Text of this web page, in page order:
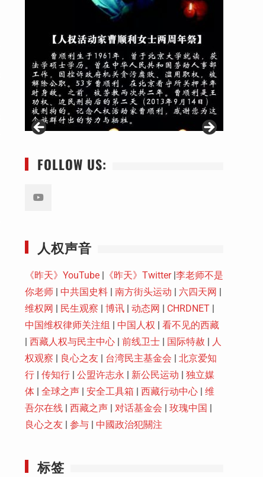
FOLLOW US:
人权声音
《昨天》YouTube | 《昨天》Twitter|李老师不是
你老师 | 中共国史料 | 南方街头运动 | 六四天网 |
维权网 | 民生观察 | 博讯 | 动态网 | CHRDNET |
中国维权律师关注组 | 中国人权 | 看不见的西藏
| 西藏人权与民主中心 | 前线卫士 | 国际特赦 | 人
权观察 | 良心之友 | 台湾民主基金会 | 北京爱知
行 | 传知行 | 公盟许志永 | 新公民运动 | 独立媒
体 | 全球之声 | 安全工具箱 | 西藏行动中心 | 维
吾尔在线 | 西藏之声 | 对话基金会 | 玫瑰中国 |
良心之友 | 参与 | 中國政治犯關注
标签